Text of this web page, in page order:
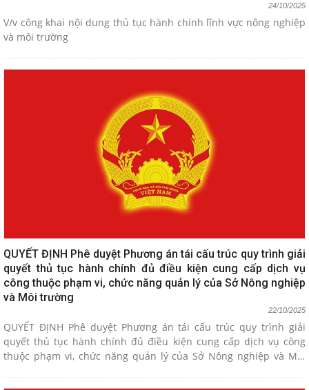
24/10/2025
V/v công khai nội dung thủ tục hành chính lĩnh vực nông nghiệp
và môi trường
QUYẾT ĐỊNH Phê duyệt Phương án tái cấu trúc quy trình giải
quyết thủ tục hành chính đủ điều kiện cung cấp dịch vụ
công thuộc phạm vi, chức năng quản lý của Sở Nông nghiệp
và Môi trường
22/10/2025
QUYẾT ĐỊNH Phê duyệt Phương án tái cấu trúc quy trình giải
quyết thủ tục hành chính đủ điều kiện cung cấp dịch vụ công
thuộc phạm vi, chức năng quản lý của Sở Nông nghiệp và Môi